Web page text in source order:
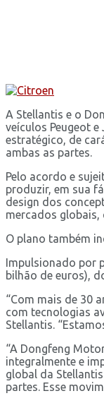
A Stellantis e o
veículos Peugeot
estratégico, de
ambas as partes.
Pelo acordo e
produzir, em sua
design dos
mercados
O plano também
Impulsionado por
bilhão de euros),
“Com mais de 30
com tecnologias
Stellantis.
“A Dongfeng
integralmente e
global da
partes. Esse